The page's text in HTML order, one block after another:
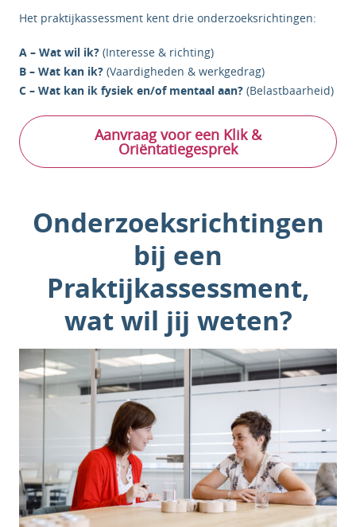
Het praktijkassessment kent drie onderzoeksrichtingen:
A – Wat wil ik? (Interesse & richting)
B – Wat kan ik? (Vaardigheden & werkgedrag)
C – Wat kan ik fysiek en/of mentaal aan? (Belastbaarheid)
Aanvraag voor een Klik &
Oriëntatiegesprek
Onderzoeksrichtingen
bij een
Praktijkassessment,
wat wil jij weten?